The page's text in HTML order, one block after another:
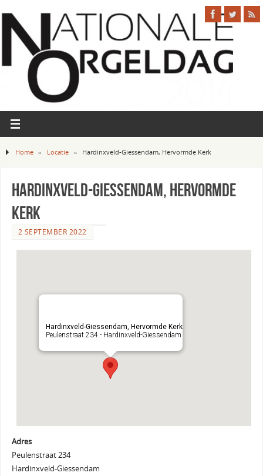
Home » Locatie » Hardinxveld-Giessendam, Hervormde Kerk
Hardinxveld-Giessendam, Hervormde
Kerk
2 SEPTEMBER 2022
Hardinxveld-Giessendam, Hervormde Kerk
Peulenstraat 234 - Hardinxveld-Giessendam
Adres
Peulenstraat 234
Hardinxveld-Giessendam